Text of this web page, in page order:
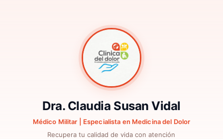
Dra. Claudia Susan Vidal
Médico Militar | Especialista en Medicina del Dolor
Recupera tu calidad de vida con atención